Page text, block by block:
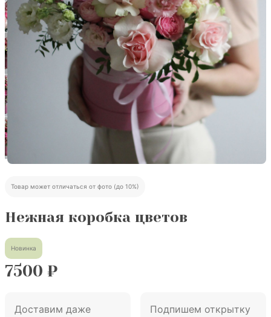
Товар может отличаться от фото (до 10%)
Нежная коробка цветов
Новинка
7500 ₽
Доставим даже
Подпишем открытку